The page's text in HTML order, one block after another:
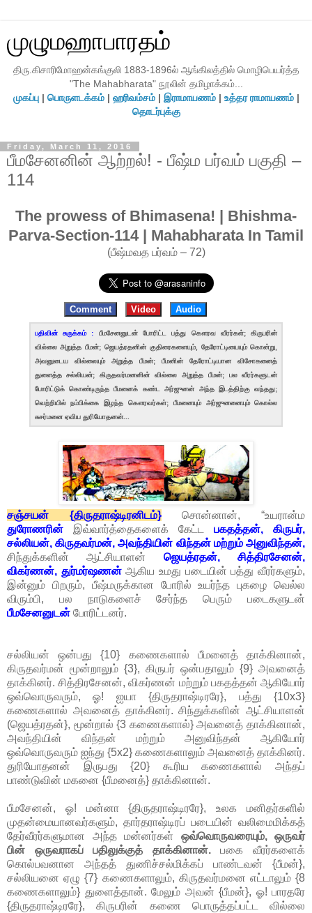
முழுமஹாபாரதம்
திரு.கிசாரிமோஹன்கங்குலி 1883-1896ல் ஆங்கிலத்தில் மொழிபெயர்த்த
"The Mahabharata" நூலின் தமிழாக்கம்...
முகப்பு| பொருளடக்கம்| ஹரிவம்சம்| இராமாயணம்| உத்தர ராமாயணம்|
தொடர்புக்கு
Friday, March 11, 2016
பீமசேனனின் ஆற்றல்! - பீஷ்ம பர்வம் பகுதி –
114
The prowess of Bhimasena! | Bhishma-
Parva-Section-114 | Mahabharata In Tamil
(பீஷ்மவத பர்வம் – 72)
Comment Video Audio
பதிவின் சுருக்கம் : பீமசேனனுடன் போரிட்ட பத்து கௌரவ வீரர்கள்; கிருபரின்
வில்லை அறுத்த பீமன்; ஜெயத்ரதனின் குதிரைகளையும், தேரோட்டியையும் கொன்று,
அவனுடைய வில்லையும் அறுத்த பீமன்; பீமனின் தேரோட்டியான விசோகனைத்
துளைத்த சல்லியன்; கிருதவர்மனனின் வில்லை அறுத்த பீமன்; பல வீரர்களுடன்
போரிட்டுக் கொண்டிருந்த பீமனைக் கண்ட அர்ஜுனன் அந்த இடத்திற்கு வந்தது;
வெற்றியில் நம்பிக்கை இழந்த கௌரவர்கள்; பீமனையும் அர்ஜுனனையும் கொல்ல
சுசர்மனை ஏவிய துரியோதனன்...
சஞ்சயன் {திருதராஷ்டிரனிடம்}சொன்னான், “உயரான்ம
துரோணரின் இவ்வார்த்தைகளைக் கேட்ட பகதத்தன், கிருபர்,
சல்லியன், கிருதவர்மன், அவந்தியின் விந்தன் மற்றும் அனுவிந்தன்,
சிந்துக்களின் ஆட்சியாளன் ஜெயத்ரதன், சித்திரசேனன்,
விகர்ணன், துர்மர்ஷணன்ஆகிய உமது படையின் பத்து வீரர்களும்,
இன்னும் பிறரும், பீஷ்மருக்கான போரில் உயர்ந்த புகழை வெல்ல
விரும்பி, பல நாடுகளைச் சேர்ந்த பெரும் படைகளுடன்
பீமசேனனுடன் போரிட்டனர்.
சல்லியன் ஒன்பது {10} கணைகளால் பீமனைத் தாக்கினான்,
கிருதவர்மன் மூன்றாலும் {3}, கிருபர் ஒன்பதாலும் {9} அவனைத்
தாக்கினர். சித்திரசேனன், விகர்ணன் மற்றும் பகதத்தன் ஆகியோர்
ஒவ்வொருவரும், ஓ! ஐயா {திருதராஷ்டிரரே}, பத்து {10x3}
கணைகளால் அவனைத் தாக்கினர். சிந்துக்களின் ஆட்சியாளன்
(ஜெயத்ரதன்}, மூன்றால் {3 கணைகளால்} அவனைத் தாக்கினான்,
அவந்தியின் விந்தன் மற்றும் அனுவிந்தன் ஆகியோர்
ஒவ்வொருவரும் ஐந்து {5x2} கணைகளாலும் அவனைத் தாக்கினர்.
துரியோதனன் இருபது {20} கூரிய கணைகளால் அந்தப்
பாண்டுவின் மகனை {பீமனைத்} தாக்கினான்.
பீமசேனன், ஓ! மன்னா {திருதராஷ்டிரரே}, உலக மனிதர்களில்
முதன்மையானவர்களும், தார்தராஷ்டிரப் படையின் வலிமைமிக்கத்
தேர்வீரர்களுமான அந்த மன்னர்கள் ஒவ்வொருவரையும், ஒருவர்
பின் ஒருவராகப் பதிலுக்குத் தாக்கினான்.பகை வீரர்களைக்
கொல்பவனான அந்தத் துணிச்சல்மிக்கப் பாண்டவன் {பீமன்},
சல்லியனை ஏழு {7} கணைகளாலும், கிருதவர்மனை எட்டாலும் {8
கணைகளாலும்} துளைத்தான். மேலும் அவன் {பீமன்}, ஓ! பாரதரே
{திருதராஷ்டிரரே}, கிருபரின் கணை பொருத்தப்பட்ட வில்லை